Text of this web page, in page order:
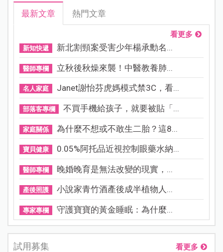
最新文章 熱門文章
看更多
新知快遞 新北割頸案受害少年楊承勳名...
醫師專欄 立秋後秋燥來襲！中醫教養肺...
名人家庭 Janet謝怡芬虎媽模式禁3C，看...
部落客專欄 不買手機給孩子，就要被貼「...
家庭關係 為什麼不想或不敢生二胎？這8...
寶貝健康 0.05%阿托品近視控制眼藥水納...
醫師專欄 晚婚晚育是無法改變的現實，...
產後照護 小說家青竹酒產後成半植物人...
專家專欄 守護寶寶的黃金睡眠：為什麼...
試用募集 看更多